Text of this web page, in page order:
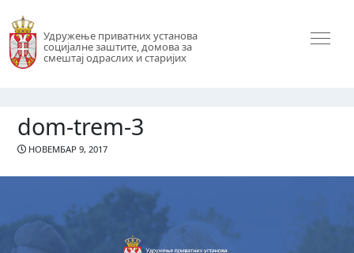
Удружење приватних установа
социјалне заштите, домова за
смештај одраслих и старијих
dom-trem-3
НОВЕМБАР 9, 2017